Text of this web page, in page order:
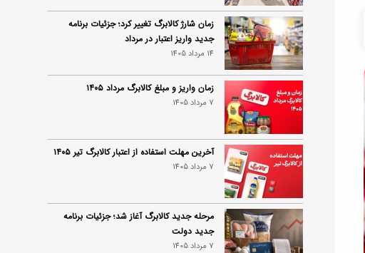
زمان شارژ کالابرگ تغییر کرد؛ جزئیات برنامه
جدید واریز اعتبار در مرداد
14 مرداد 1405
زمان واریز و مبلغ کالابرگ مرداد ۱۴۰۵
7 مرداد 1405
آخرین مهلت استفاده از اعتبار کالابرگ تیر ۱۴۰۵
7 مرداد 1405
مرحله جدید کالابرگ آغاز شد؛ جزئیات برنامه
جدید دولت
7 مرداد 1405